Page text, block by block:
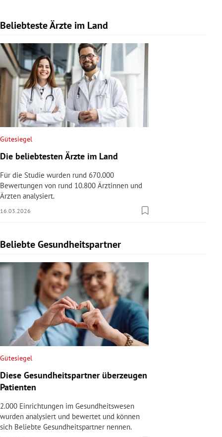
Beliebteste Ärzte im Land
Slide 1 von 1
Gütesiegel
Die beliebtesten Ärzte im Land
Für die Studie wurden rund 670.000
Bewertungen von rund 10.800 Ärztinnen und
Ärzten analysiert.
16.03.2026
Beliebte Gesundheitspartner
Slide 1 von 1
Gütesiegel
Diese Gesundheitspartner überzeugen
Patienten
2.000 Einrichtungen im Gesundheitswesen
wurden analysiert und bewertet und können
sich Beliebte Gesundheitspartner nennen.